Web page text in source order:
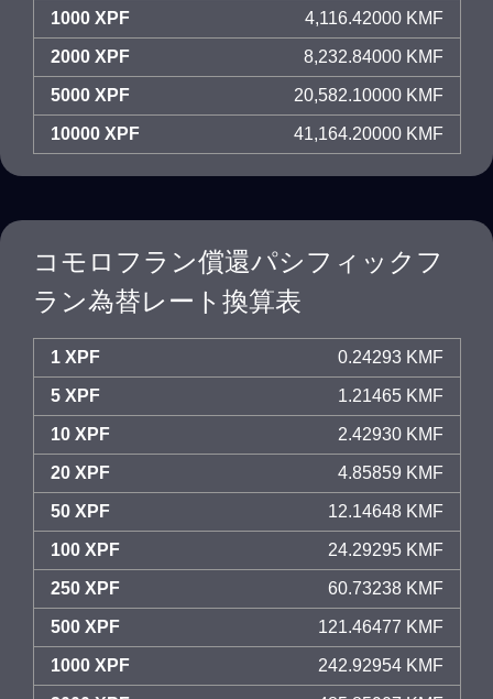
1000 XPF 4,116.42000 KMF
2000 XPF 8,232.84000 KMF
5000 XPF 20,582.10000 KMF
10000 XPF 41,164.20000 KMF
コモロフラン償還パシフィックフ
ラン為替レート換算表
1 XPF 0.24293 KMF
5 XPF 1.21465 KMF
10 XPF 2.42930 KMF
20 XPF 4.85859 KMF
50 XPF 12.14648 KMF
100 XPF 24.29295 KMF
250 XPF 60.73238 KMF
500 XPF 121.46477 KMF
1000 XPF 242.92954 KMF